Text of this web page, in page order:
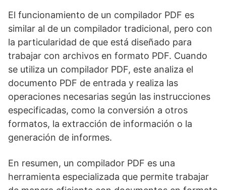
El funcionamiento de un compilador PDF es
similar al de un compilador tradicional, pero con
la particularidad de que está diseñado para
trabajar con archivos en formato PDF. Cuando
se utiliza un compilador PDF, este analiza el
documento PDF de entrada y realiza las
operaciones necesarias según las instrucciones
especificadas, como la conversión a otros
formatos, la extracción de información o la
generación de informes.
En resumen, un compilador PDF es una
herramienta especializada que permite trabajar